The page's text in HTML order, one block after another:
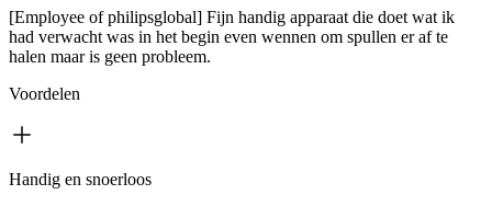
[Employee of philipsglobal] Fijn handig apparaat die doet wat ik
had verwacht was in het begin even wennen om spullen er af te
halen maar is geen probleem.
Voordelen
Handig en snoerloos